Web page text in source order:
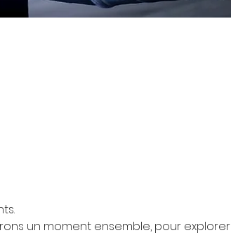
un moment ensemble, pour explorer